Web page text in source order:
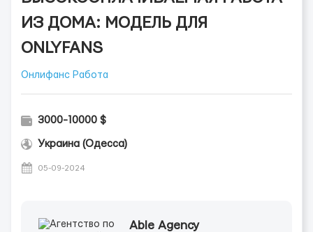
ИЗ ДОМА: МОДЕЛЬ ДЛЯ
ONLYFANS
Онлифанс Работа
3000-10000 $
Украина (Одесса)
05-09-2024
Able Agency